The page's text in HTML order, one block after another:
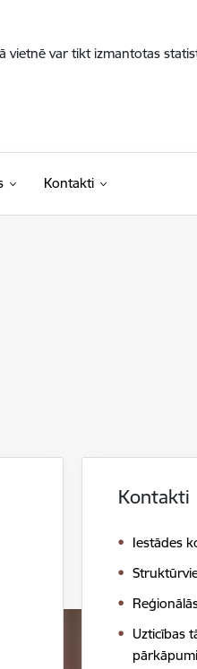
var tikt izmantotas
Kontakti
Kontakti
Iestādes
Uzticības